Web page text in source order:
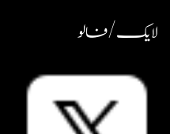
لایک / فالو